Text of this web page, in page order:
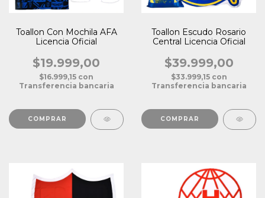
Toallon Con Mochila AFA
Licencia Oficial
$19.999,00
$16.999,15 con
Transferencia bancaria
Toallon Escudo Rosario
Central Licencia Oficial
$39.999,00
$33.999,15 con
Transferencia bancaria